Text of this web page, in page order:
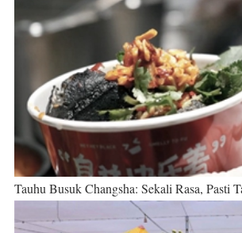
Tauhu Busuk Changsha: Sekali Rasa, Pasti